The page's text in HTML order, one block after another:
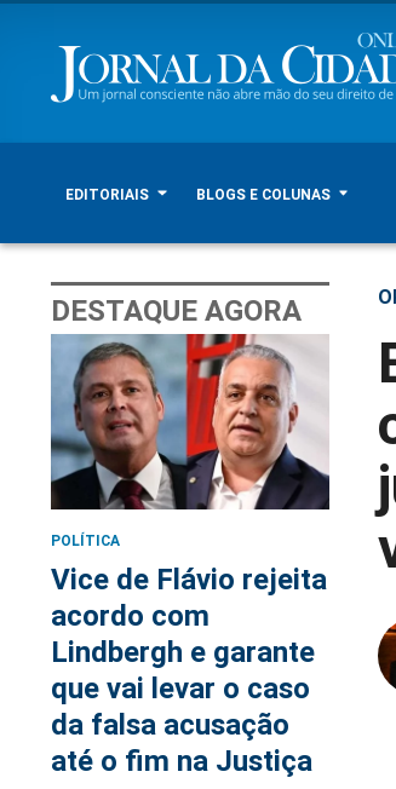
EDITORIAIS BLOGS E COLUNAS
DESTAQUE AGORA
POLÍTICA
Vice de Flávio rejeita
acordo com
Lindbergh e garante
que vai levar o caso
da falsa acusação
até o fim na Justiça